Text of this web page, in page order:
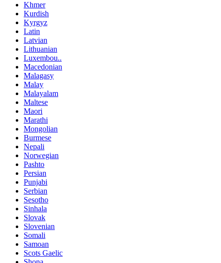
Khmer
Kurdish
Kyrgyz
Latin
Latvian
Lithuanian
Luxembou..
Macedonian
Malagasy
Malay
Malayalam
Maltese
Maori
Marathi
Mongolian
Burmese
Nepali
Norwegian
Pashto
Persian
Punjabi
Serbian
Sesotho
Sinhala
Slovak
Slovenian
Somali
Samoan
Scots Gaelic